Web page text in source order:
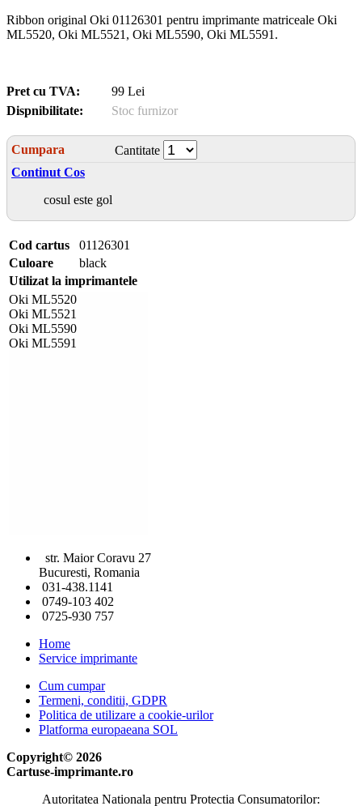
Ribbon original Oki 01126301 pentru imprimante matriceale Oki
ML5520, Oki ML5521, Oki ML5590, Oki ML5591.
Pret cu TVA:
99 Lei
Dispnibilitate:
Stoc furnizor
Cumpara
Cantitate
Continut Cos
cosul este gol
Cod cartus
01126301
Culoare
black
Utilizat la imprimantele
Oki ML5520
Oki ML5521
Oki ML5590
Oki ML5591
str. Maior Coravu 27
Bucuresti, Romania
031-438.1141
0749-103 402
0725-930 757
Home
Service imprimante
Cum cumpar
Termeni, conditii, GDPR
Politica de utilizare a cookie-urilor
Platforma europaeana SOL
Copyright© 2026
Cartuse-imprimante.ro
Autoritatea Nationala pentru Protectia Consumatorilor: